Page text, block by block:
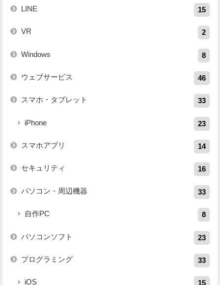
LINE 15
VR 2
Windows 8
ウェブサービス 46
スマホ・タブレット 33
iPhone 23
スマホアプリ 14
セキュリティ 16
パソコン・周辺機器 33
自作PC 8
パソコンソフト 23
プログラミング 33
iOS 15